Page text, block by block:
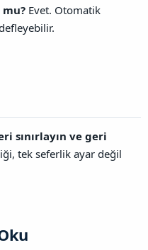
Evet. Otomatik
sınırlayın ve geri
tek seferlik ayar değil